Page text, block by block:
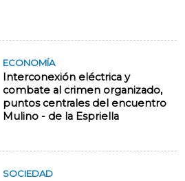
ECONOMÍA
Interconexión eléctrica y
combate al crimen organizado,
puntos centrales del encuentro
Mulino - de la Espriella
SOCIEDAD